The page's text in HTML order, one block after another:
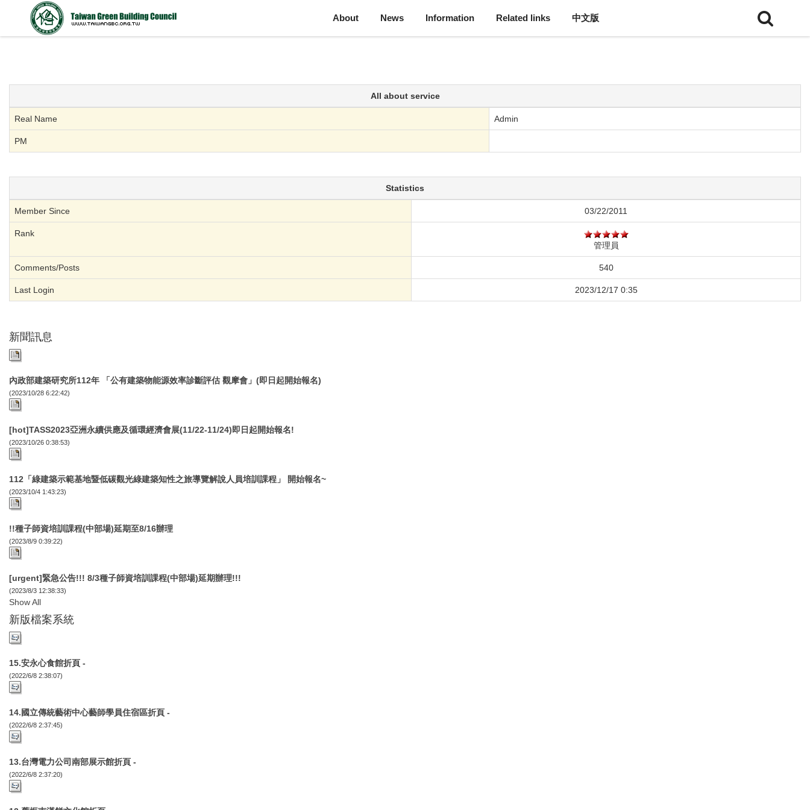
About News Information Related links 中文版
All about service
Real Name Admin
PM
Statistics
Member Since 03/22/2011
Rank
管理員
Comments/Posts 540
Last Login 2023/12/17 0:35
新聞訊息
內政部建築研究所112年 「公有建築物能源效率診斷評估 觀摩會」(即日起開始報名)
(2023/10/28 6:22:42)
[hot]TASS2023亞洲永續供應及循環經濟會展(11/22-11/24)即日起開始報名!
(2023/10/26 0:38:53)
112「綠建築示範基地暨低碳觀光綠建築知性之旅導覽解說人員培訓課程」 開始報名~
(2023/10/4 1:43:23)
!!種子師資培訓課程(中部場)延期至8/16辦理
(2023/8/9 0:39:22)
[urgent]緊急公告!!! 8/3種子師資培訓課程(中部場)延期辦理!!!
(2023/8/3 12:38:33)
Show All
新版檔案系統
15.安永心食館折頁 -
(2022/6/8 2:38:07)
14.國立傳統藝術中心藝師學員住宿區折頁 -
(2022/6/8 2:37:45)
13.台灣電力公司南部展示館折頁 -
(2022/6/8 2:37:20)